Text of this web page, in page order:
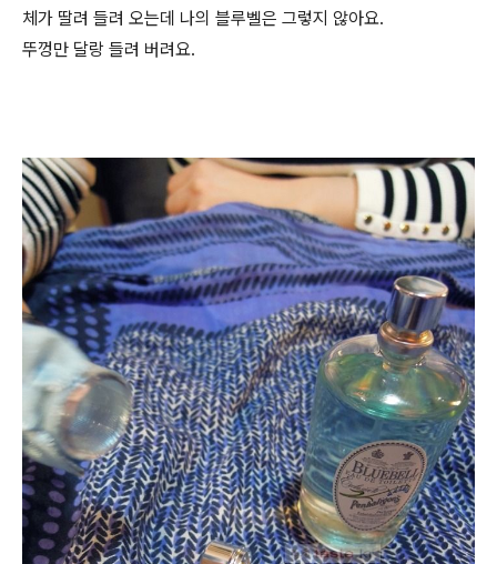
체가 딸려 들려 오는데 나의 블루벨은 그렇지 않아요.
뚜껑만 달랑 들려 버려요.